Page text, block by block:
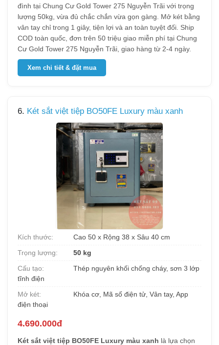
đình tại Chung Cư Gold Tower 275 Nguyễn Trãi với trọng
lượng 50kg, vừa đủ chắc chắn vừa gọn gàng. Mở két bằng
vân tay chỉ trong 1 giây, tiện lợi và an toàn tuyệt đối. Ship
COD toàn quốc, đơn trên 50 triệu giao miễn phí tại Chung
Cư Gold Tower 275 Nguyễn Trãi, giao hàng từ 2-4 ngày.
Xem chi tiết & đặt mua
6. Két sắt việt tiệp BO50FE Luxury màu xanh
Kích thước:
Cao 50 x Rộng 38 x Sâu 40 cm
Trọng lượng:
50 kg
Cấu tạo:
Thép nguyên khối chống cháy, sơn 3 lớp
tĩnh điện
Mở két:
Khóa cơ, Mã số điện tử, Vân tay, App
điện thoại
4.690.000đ
Két sắt việt tiệp BO50FE Luxury màu xanh là lựa chọn